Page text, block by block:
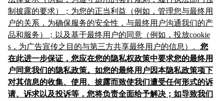
制披露的要求）；为您的正当利益（例如，管理您与最终用
户的关系，为确保服务的安全性，与最终用户沟通我们的产
品和服务）；以及基于最终用户的同意（例如，投放cookie
s，为广告宣传之目的与第三方共享最终用户的信息）。 您
在此进一步保证，您应在您的隐私权政策中要求您的最终用
户同意我们的隐私政策。如您的最终用户因本隐私政策项下
对其信息的收集、使用、披露而致使我们遭受任何形式的诉
请、诉求以及投诉等 ，您将负责全面给予解决；如导致我们